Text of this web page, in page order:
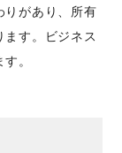
りがあり、所有
す。ビジネス
。